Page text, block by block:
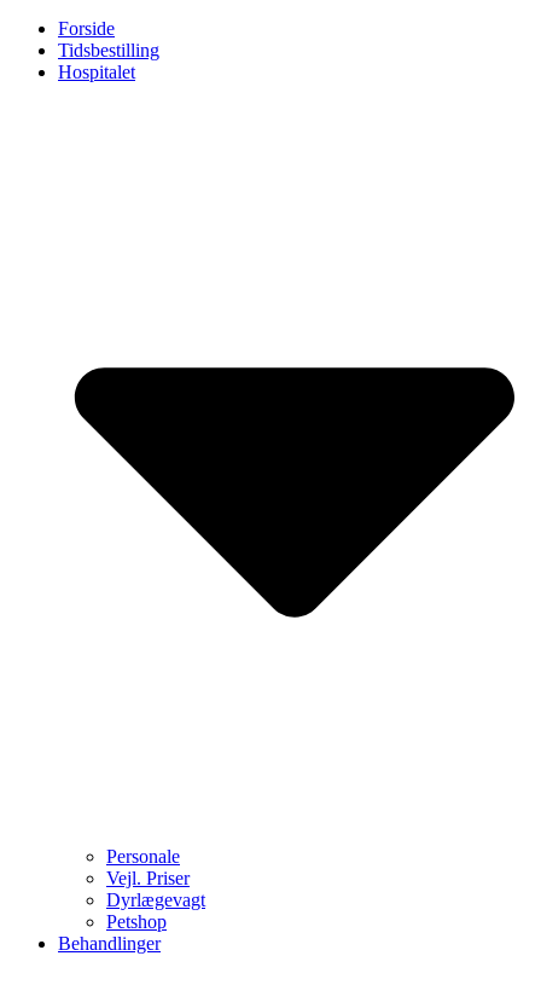
Forside
Tidsbestilling
Hospitalet
Personale
Vejl. Priser
Dyrlægevagt
Petshop
Behandlinger